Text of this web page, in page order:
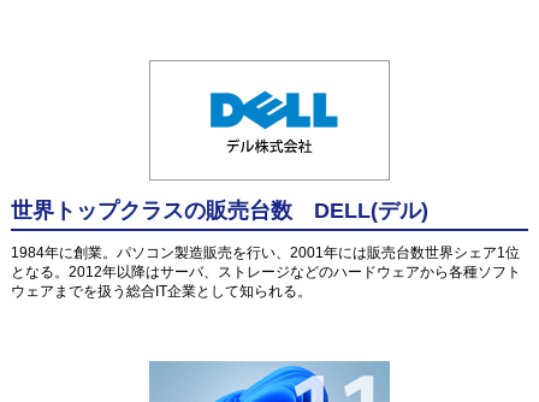
世界トップクラスの販売台数 DELL(デル)
1984年に創業。パソコン製造販売を行い、2001年には販売台数世界シェア1位
となる。2012年以降はサーバ、ストレージなどのハードウェアから各種ソフト
ウェアまでを扱う総合IT企業として知られる。